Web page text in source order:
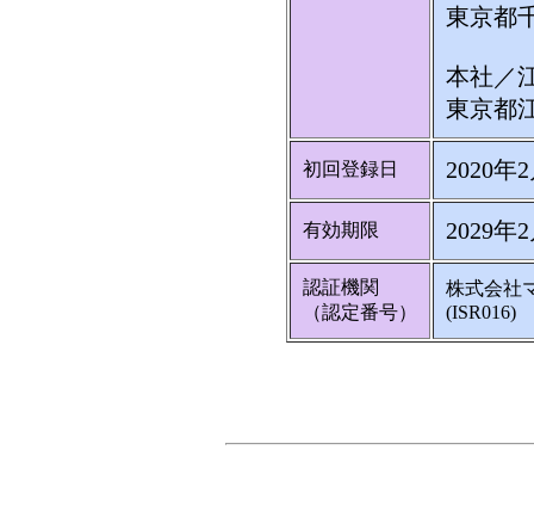
東京都
本社／
東京都
初回登録日 2020年
有効期限 2029年
認証機関
（認定番号）
株式会社
(ISR016)